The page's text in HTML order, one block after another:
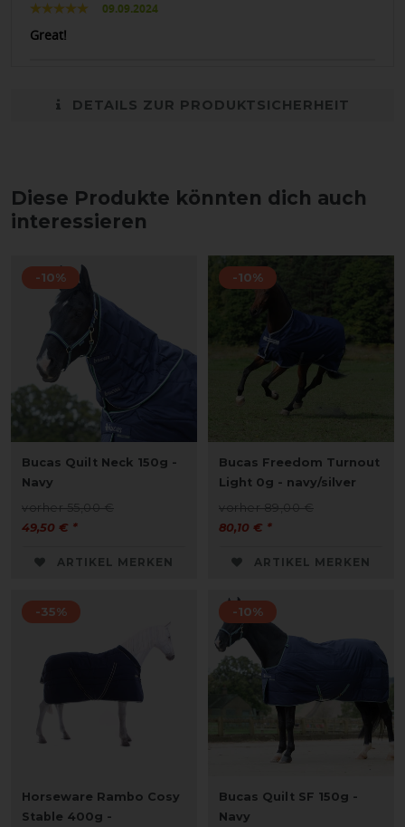
09.09.2024
Great!
DETAILS ZUR PRODUKTSICHERHEIT
Diese Produkte könnten dich auch
interessieren
-10%
Bucas Quilt Neck 150g -
Navy
vorher 55,00 €
49,50 € *
ARTIKEL MERKEN
-10%
Bucas Freedom Turnout
Light 0g - navy/silver
vorher 89,00 €
80,10 € *
ARTIKEL MERKEN
-35%
Horseware Rambo Cosy
Stable 400g -
-10%
Bucas Quilt SF 150g -
Navy